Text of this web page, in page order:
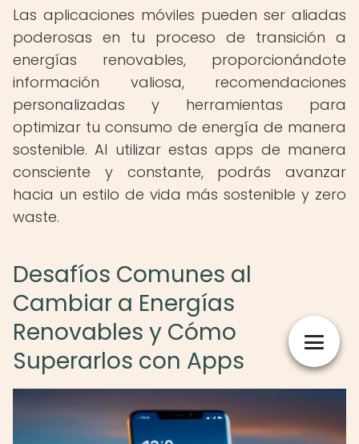
Las aplicaciones móviles pueden ser aliadas
poderosas en tu proceso de transición a
energías renovables, proporcionándote
información valiosa, recomendaciones
personalizadas y herramientas para
optimizar tu consumo de energía de manera
sostenible. Al utilizar estas apps de manera
consciente y constante, podrás avanzar
hacia un estilo de vida más sostenible y zero
waste.
Desafíos Comunes al
Cambiar a Energías
Renovables y Cómo
Superarlos con Apps